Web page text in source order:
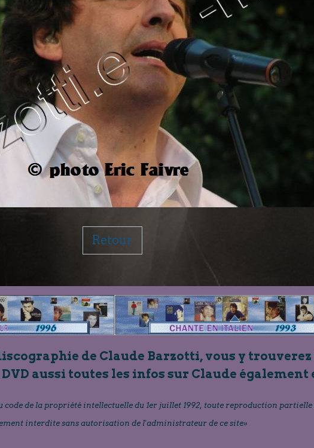
Retour
de Claude Barzotti, vous y trouverez
DVD aussi toutes les infos sur Claude également
code de la propriété intellectuelle du 1er juillet 1992, toute reproduction
interdite sans autorisation de l'administrateur de ce site»